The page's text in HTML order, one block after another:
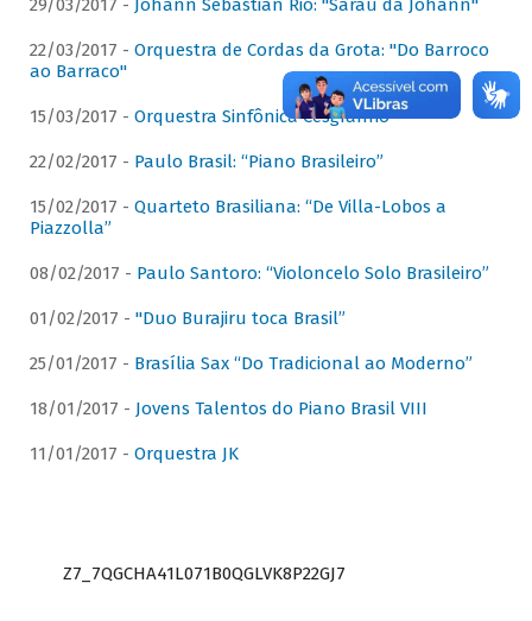
29/03/2017 - Johann Sebastian Rio: "Sarau da Johann"
22/03/2017 - Orquestra de Cordas da Grota: "Do Barroco
ao Barraco"
15/03/2017 - Orquestra Sinfônica Cesgranrio
22/02/2017 - Paulo Brasil: “Piano Brasileiro”
15/02/2017 - Quarteto Brasiliana: “De Villa-Lobos a
Piazzolla”
08/02/2017 - Paulo Santoro: “Violoncelo Solo Brasileiro”
01/02/2017 - "Duo Burajiru toca Brasil”
25/01/2017 - Brasília Sax “Do Tradicional ao Moderno”
18/01/2017 - Jovens Talentos do Piano Brasil VIII
11/01/2017 - Orquestra JK
Z7_7QGCHA41L071B0QGLVK8P22GJ7